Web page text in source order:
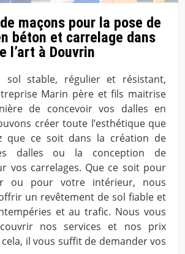
maçons pour la pose de
béton et carrelage dans
l’art à Douvrin
sol stable, régulier et résistant,
Marin père et fils maitrise
de concevoir vos dalles en
créer toute l’esthétique que
que ce soit dans la création de
dalles ou la conception de
vos carrelages. Que ce soit pour
ou pour votre intérieur, nous
un revêtement de sol fiable et
et au trafic. Nous vous
nos services et nos prix
il vous suffit de demander vos